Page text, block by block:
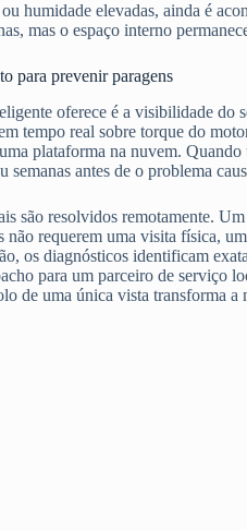
humidade elevadas, ainda é
mas o espaço interno
para prevenir paragens
oferece é a visibilidade do
tempo real sobre torque do
plataforma na nuvem.
antes de o problema
são resolvidos remotamente.
requerem uma visita física,
os diagnósticos identificam
para um parceiro de serviço
de uma única vista transforma a